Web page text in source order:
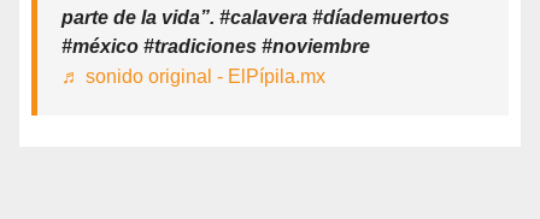
parte de la vida”. #calavera #díademuertos
#méxico #tradiciones #noviembre
♬ sonido original - ElPípila.mx